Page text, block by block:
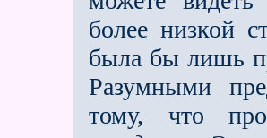
более низкой
была бы лишь
Разумными
тому, что